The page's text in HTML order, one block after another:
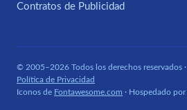
Contratos de Publicidad
© 2005–2026 Todos los derechos reservados ·
Política de Privacidad
Iconos de Fontawesome.com · Hospedado por